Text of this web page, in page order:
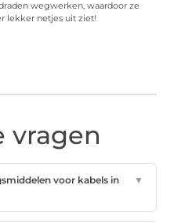
wegwerken, waardoor ze
lekker netjes uit ziet!
vragen
voor kabels in
▼